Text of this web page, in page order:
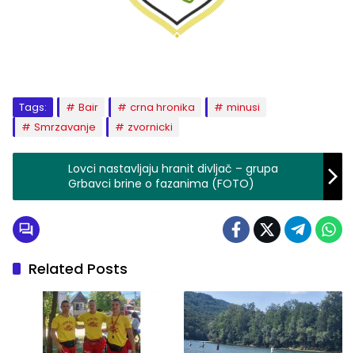
Tags: Bair crna hronika
minusi
Smrzavanje
zvornicki
Lovci nastavljaju hranit divljač – grupa
Grbavci brine o fazanima (FOTO)
Related Posts